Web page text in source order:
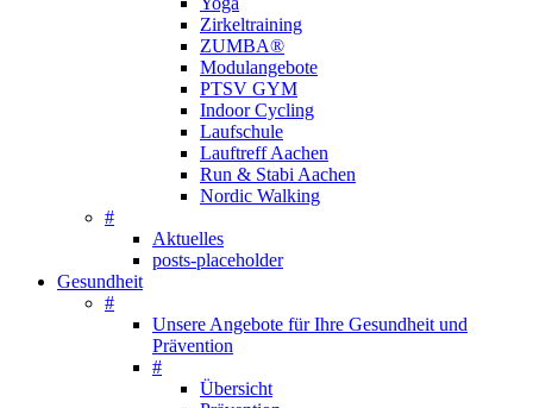
Zirkeltraining
ZUMBA®
Modulangebote
PTSV GYM
Indoor Cycling
Laufschule
Lauftreff Aachen
Run & Stabi Aachen
Nordic Walking
#
Aktuelles
posts-placeholder
Gesundheit
#
Unsere Angebote für Ihre Gesundheit und
Prävention
#
Übersicht